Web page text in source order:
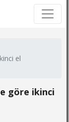
el
göre ikinci
×
×